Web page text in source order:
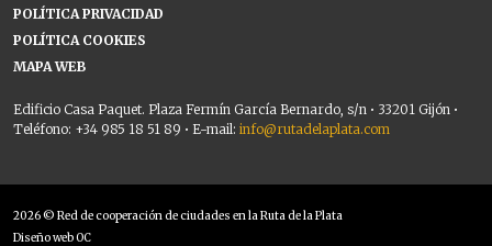
POLÍTICA PRIVACIDAD
POLÍTICA COOKIES
MAPA WEB
Edificio Casa Paquet. Plaza Fermín García Bernardo, s/n • 33201 Gijón •
Teléfono: +34 985 18 51 89 • E-mail: info@rutadelaplata.com
2026 © Red de cooperación de ciudades en la Ruta de la Plata
Diseño web OC